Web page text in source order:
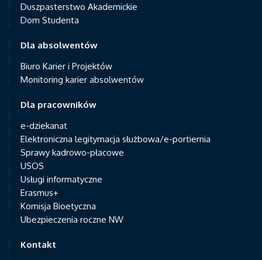
Duszpasterstwo Akademickie
Dom Studenta
Dla absolwentów
Biuro Karier i Projektów
Monitoring karier absolwentów
Dla pracowników
e-dziekanat
Elektroniczna legitymacja służbowa/e-portiernia
Sprawy kadrowo-płacowe
USOS
Usługi informatyczne
Erasmus+
Komisja Bioetyczna
Ubezpieczenia roczne NW
Kontakt